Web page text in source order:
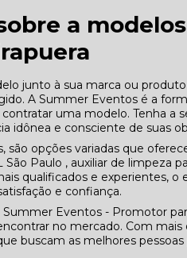
a
junto à sua marca ou
A Summer Eventos é a
uma modelo. Tenha a
idônea e consciente de suas
são opções variadas que
São Paulo , auxiliar de limpeza
qualificados e experientes,
e confiança.
Summer Eventos - Promotor
no mercado. Com mais
buscam as melhores